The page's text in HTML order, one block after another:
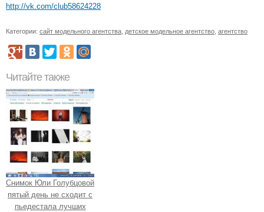
http://vk.com/club58624228
Категории: сайт модельного агентства детское модельное агентство агентство
Читайте также
Снимок Юли Голубцовой
пятый день не сходит с
пьедестала лучших